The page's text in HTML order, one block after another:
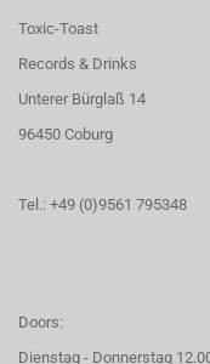
Toxic-Toast
Records & Drinks
Unterer Bürglaß 14
96450 Coburg
Tel.: +49 (0)9561 795348
Doors:
Dienstag - Donnerstag